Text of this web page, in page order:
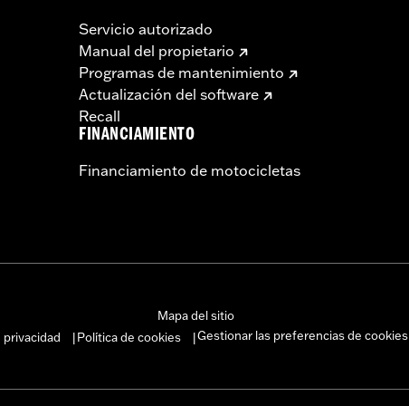
Servicio autorizado
Manual del propietario
Programas de mantenimiento
Actualización del software
Recall
FINANCIAMIENTO
Financiamiento de motocicletas
Mapa del sitio
privacidad Política de cookies Gestionar las preferencias de cookies